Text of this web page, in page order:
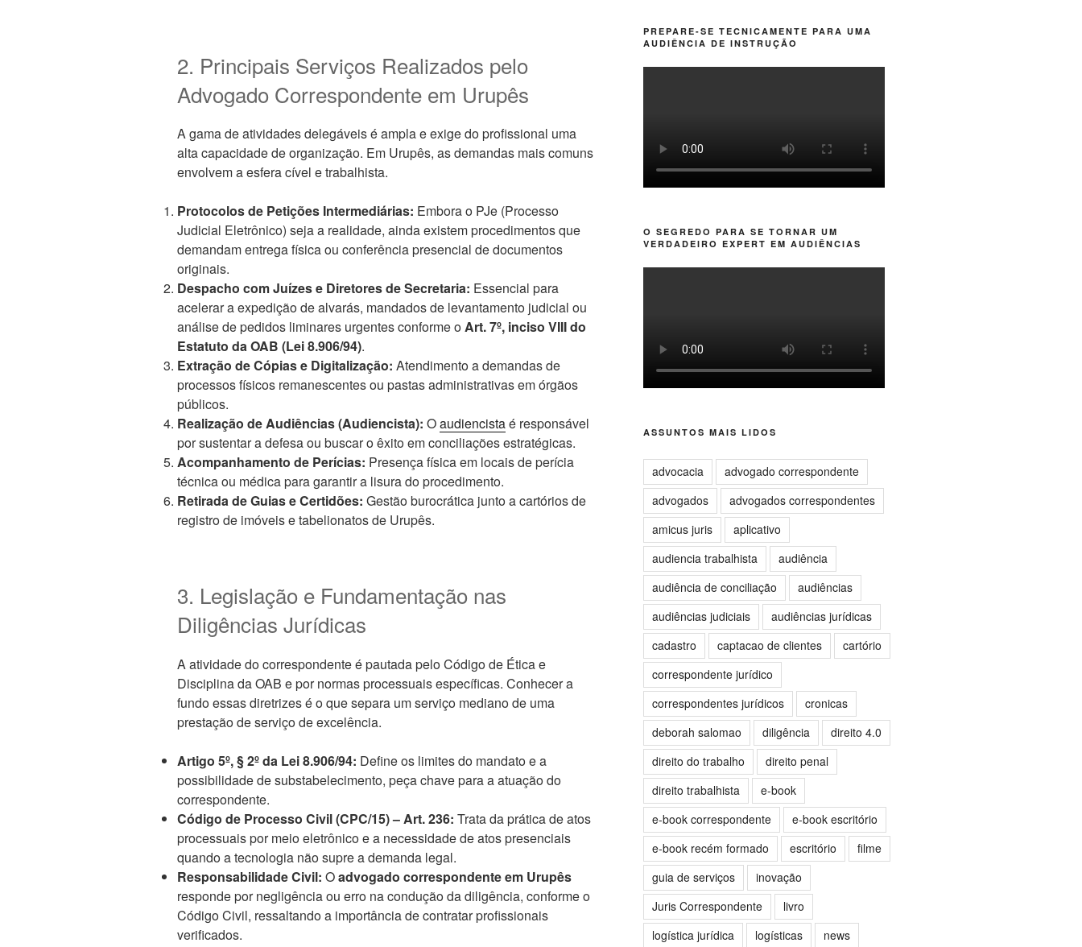
2. Principais Serviços Realizados pelo
Advogado Correspondente em Urupês
A gama de atividades delegáveis é ampla e exige do profissional uma
alta capacidade de organização. Em Urupês, as demandas mais comuns
envolvem a esfera cível e trabalhista.
Protocolos de Petições Intermediárias: Embora o PJe (Processo
Judicial Eletrônico) seja a realidade, ainda existem procedimentos que
demandam entrega física ou conferência presencial de documentos
originais.
Despacho com Juízes e Diretores de Secretaria: Essencial para
acelerar a expedição de alvarás, mandados de levantamento judicial ou
análise de pedidos liminares urgentes conforme oArt. 7º, inciso VIII do
Estatuto da OAB (Lei 8.906/94).
Extração de Cópias e Digitalização: Atendimento a demandas de
processos físicos remanescentes ou pastas administrativas em órgãos
públicos.
Realização de Audiências (Audiencista): Oaudiencistaé responsável
por sustentar a defesa ou buscar o êxito em conciliações estratégicas.
Acompanhamento de Perícias: Presença física em locais de perícia
técnica ou médica para garantir a lisura do procedimento.
Retirada de Guias e Certidões: Gestão burocrática junto a cartórios de
registro de imóveis e tabelionatos de Urupês.
3. Legislação e Fundamentação nas
Diligências Jurídicas
A atividade do correspondente é pautada pelo Código de Ética e
Disciplina da OAB e por normas processuais específicas. Conhecer a
fundo essas diretrizes é o que separa um serviço mediano de uma
prestação de serviço de excelência.
Artigo 5º, § 2º da Lei 8.906/94: Define os limites do mandato e a
possibilidade de substabelecimento, peça chave para a atuação do
correspondente.
Código de Processo Civil (CPC/15) – Art. 236: Trata da prática de atos
processuais por meio eletrônico e a necessidade de atos presenciais
quando a tecnologia não supre a demanda legal.
Responsabilidade Civil: Oadvogado correspondente em Urupês
responde por negligência ou erro na condução da diligência, conforme o
Código Civil, ressaltando a importância de contratar profissionais
verificados.
PREPARE-SE TECNICAMENTE PARA UMA
AUDIÊNCIA DE INSTRUÇÃO
O SEGREDO PARA SE TORNAR UM
VERDADEIRO EXPERT EM AUDIÊNCIAS
ASSUNTOS MAIS LIDOS
advocacia
advogado correspondente
advogados
advogados correspondentes
amicus juris
aplicativo
audiencia trabalhista
audiência
audiência de conciliação
audiências
audiências judiciais
audiências jurídicas
cadastro
captacao de clientes
cartório
correspondente jurídico
correspondentes jurídicos
cronicas
deborah salomao
diligência
direito 4.0
direito do trabalho
direito penal
direito trabalhista
e-book
e-book correspondente
e-book escritório
e-book recém formado
escritório
filme
guia de serviços
inovação
Juris Correspondente
livro
logística jurídica
logísticas news